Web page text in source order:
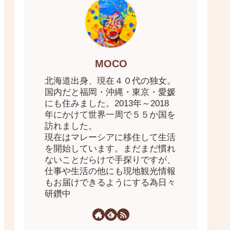
MOCO
北海道出身、現在４０代の独女。
国内だと福岡・沖縄・東京・愛媛
にも住みました。2013年～2018
年にかけて世界一周で５５か国を
訪れました。
現在はマレーシアに移住して生活
を開始しています。まだまだ慣れ
ないことだらけで手探りですが、
仕事や生活の他にも現地観光情報
もお届けできるようにする為日々
研鑽中